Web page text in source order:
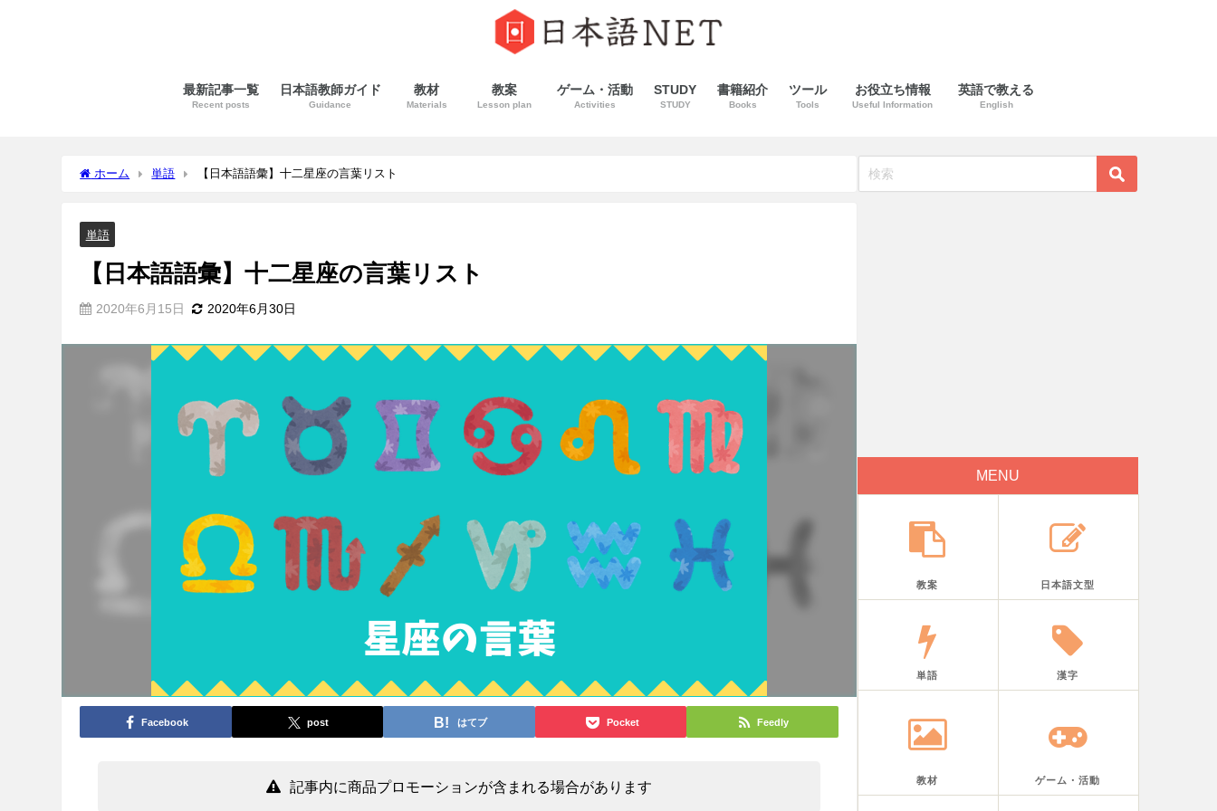
最新記事一覧
Recent posts
日本語教師ガイド
Guidance
教材
Materials
教案
Lesson plan
ゲーム・活動
Activities
STUDY
STUDY
書籍紹介
Books
ツール
Tools
お役立ち情報
Useful Information
英語で教える
English
ホーム 単語 【日本語語彙】十二星座の言葉リスト
単語
【日本語語彙】十二星座の言葉リスト
2020年6月15日 2020年6月30日
Facebook post はてブ Pocket Feedly
記事内に商品プロモーションが含まれる場合があります
MENU
教案 日本語文型
単語 漢字
教材 ゲーム・活動